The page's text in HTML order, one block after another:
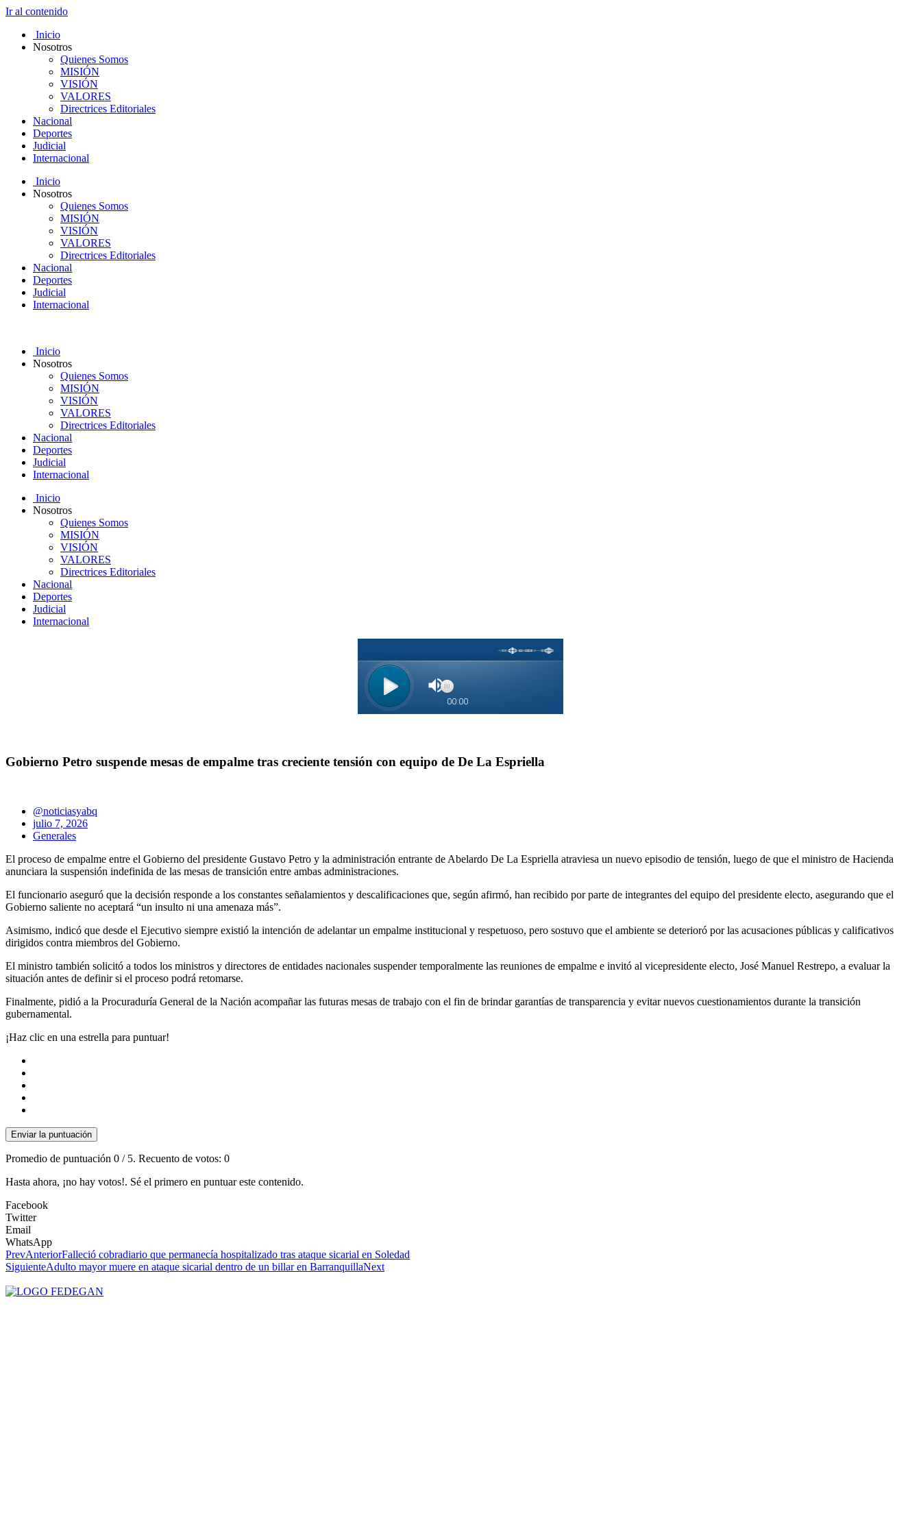
Ir al contenido
Inicio
Nosotros
Quienes Somos
MISIÓN
VISIÓN
VALORES
Directrices Editoriales
Nacional
Deportes
Judicial
Internacional
Inicio
Nosotros
Quienes Somos
MISIÓN
VISIÓN
VALORES
Directrices Editoriales
Nacional
Deportes
Judicial
Internacional
Inicio
Nosotros
Quienes Somos
MISIÓN
VISIÓN
VALORES
Directrices Editoriales
Nacional
Deportes
Judicial
Internacional
Inicio
Nosotros
Quienes Somos
MISIÓN
VISIÓN
VALORES
Directrices Editoriales
Nacional
Deportes
Judicial
Internacional
Gobierno Petro suspende mesas de empalme tras creciente tensión con equipo de De La Espriella
@noticiasyabq
julio 7, 2026
Generales
El proceso de empalme entre el Gobierno del presidente Gustavo Petro y la administración entrante de Abelardo De La Espriella atraviesa un nuevo episodio de tensión, luego de que el ministro de Hacienda
anunciara la suspensión indefinida de las mesas de transición entre ambas administraciones.
El funcionario aseguró que la decisión responde a los constantes señalamientos y descalificaciones que, según afirmó, han recibido por parte de integrantes del equipo del presidente electo, asegurando que el
Gobierno saliente no aceptará “un insulto ni una amenaza más”.
Asimismo, indicó que desde el Ejecutivo siempre existió la intención de adelantar un empalme institucional y respetuoso, pero sostuvo que el ambiente se deterioró por las acusaciones públicas y calificativos
dirigidos contra miembros del Gobierno.
El ministro también solicitó a todos los ministros y directores de entidades nacionales suspender temporalmente las reuniones de empalme e invitó al vicepresidente electo, José Manuel Restrepo, a evaluar la
situación antes de definir si el proceso podrá retomarse.
Finalmente, pidió a la Procuraduría General de la Nación acompañar las futuras mesas de trabajo con el fin de brindar garantías de transparencia y evitar nuevos cuestionamientos durante la transición
gubernamental.
¡Haz clic en una estrella para puntuar!
Enviar la puntuación
Promedio de puntuación 0 / 5. Recuento de votos: 0
Hasta ahora, ¡no hay votos!. Sé el primero en puntuar este contenido.
Facebook
Twitter
Email
WhatsApp
PrevAnteriorFalleció cobradiario que permanecía hospitalizado tras ataque sicarial en Soledad
SiguienteAdulto mayor muere en ataque sicarial dentro de un billar en BarranquillaNext